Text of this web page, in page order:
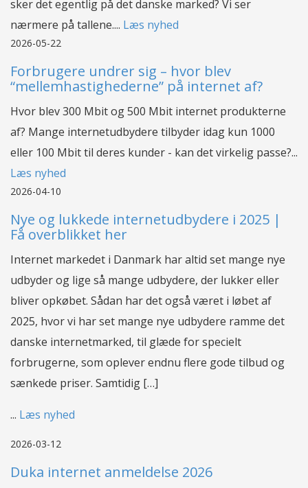
sker det egentlig på det danske marked? Vi ser
nærmere på tallene.... Læs nyhed
2026-05-22
Forbrugere undrer sig – hvor blev
“mellemhastighederne” på internet af?
Hvor blev 300 Mbit og 500 Mbit internet produkterne
af? Mange internetudbydere tilbyder idag kun 1000
eller 100 Mbit til deres kunder - kan det virkelig passe?...
Læs nyhed
2026-04-10
Nye og lukkede internetudbydere i 2025 |
Få overblikket her
Internet markedet i Danmark har altid set mange nye
udbyder og lige så mange udbydere, der lukker eller
bliver opkøbet. Sådan har det også været i løbet af
2025, hvor vi har set mange nye udbydere ramme det
danske internetmarked, til glæde for specielt
forbrugerne, som oplever endnu flere gode tilbud og
sænkede priser. Samtidig […]
... Læs nyhed
2026-03-12
Duka internet anmeldelse 2026